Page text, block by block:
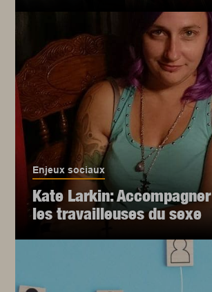
Enjeux sociaux
Kate Larkin: Accompagner
les travailleuses du sexe